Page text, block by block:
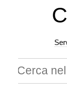
Servizi